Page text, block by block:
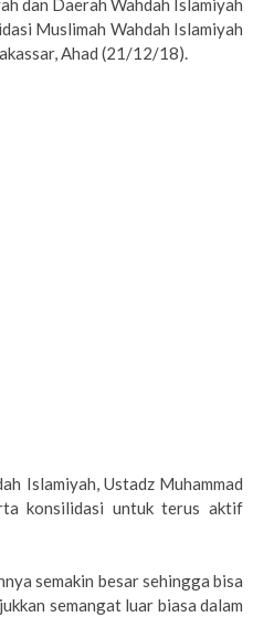
dan Daerah Wahdah Islamiyah
Muslimah Wahdah Islamiyah
Ahad (21/12/18).
Islamiyah, Ustadz Muhammad
konsilidasi untuk terus aktif
semakin besar sehingga bisa
semangat luar biasa dalam